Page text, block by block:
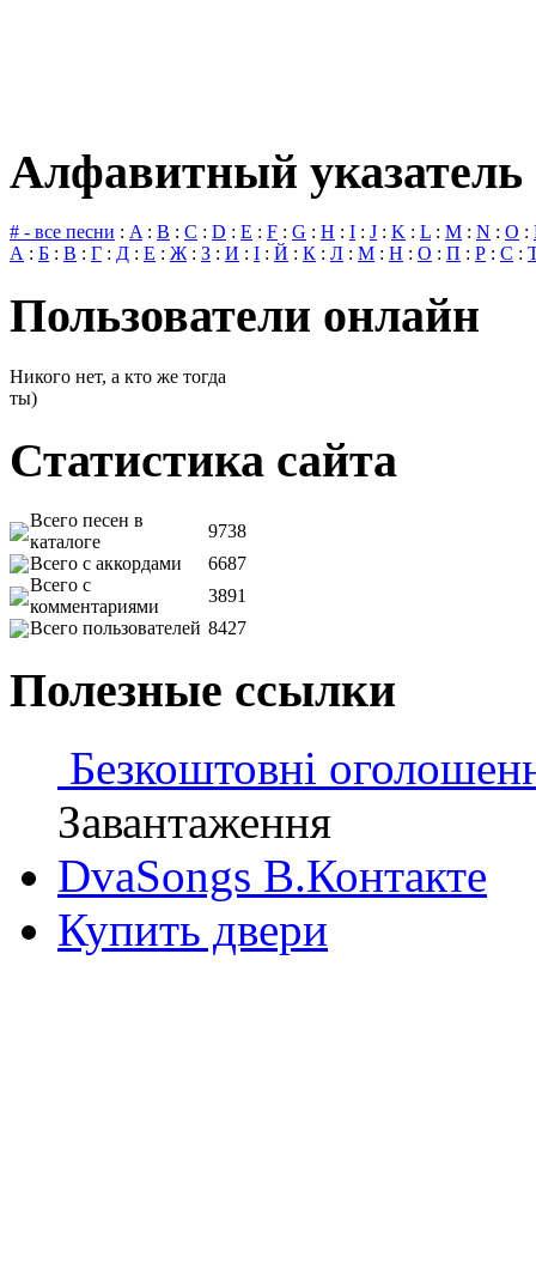
Алфавитный указатель
# - все песни : A: B : C : D : E : F : G : H : I : J : K : L : M : N : O :
А : Б : В : Г : Д : Е : Ж: З : И : І : Й : К : Л : М : Н : О : П : Р : С :
Пользователи онлайн
Никого нет, а кто же тогда
ты)
Статистика сайта
Всего песен в
каталоге
9738
Всего с аккордами
6687
Всего с
комментариями
3891
Всего пользователей 8427
Полезные ссылки
Безкоштовні
Завантаження
DvaSongs В.Контакте
Купить двери